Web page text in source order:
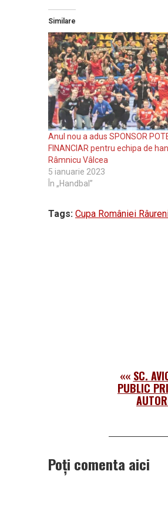
Similare
Anul nou a adus SPONSOR
FINANCIAR pentru echipa de
Râmnicu Vâlcea
5 ianuarie 2023
În „Handbal”
Tags: Cupa României
«« SC.
PUBLIC
Poți comenta aici